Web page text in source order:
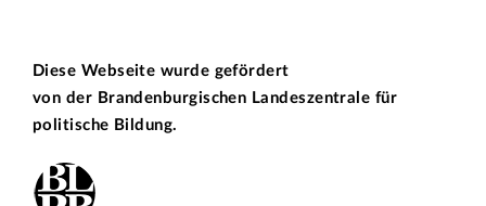
Diese Webseite wurde gefördert
von der Brandenburgischen Landeszentrale für
politische Bildung.